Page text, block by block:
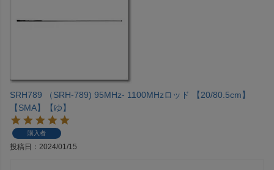
SRH789 （SRH-789) 95MHz- 1100MHzロッド 【20/80.5cm】
【SMA】【ゆ】
購入者
投稿日 2024/01/15